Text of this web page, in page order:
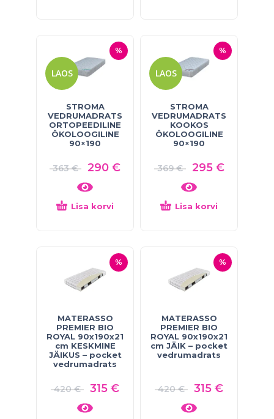
%
LAOS
STROMA
VEDRUMADRATS
ORTOPEEDILINE
ÖKOLOOGILINE
90×190
363€ 290 €
Lisa korvi
%
LAOS
STROMA
VEDRUMADRATS
KOOKOS
ÖKOLOOGILINE
90×190
369€ 295 €
Lisa korvi
%
MATERASSO
PREMIER BIO
ROYAL 90x190x21
cm KESKMINE
JÄIKUS – pocket
vedrumadrats
420€ 315 €
%
MATERASSO
PREMIER BIO
ROYAL 90x190x21
cm JÄIK – pocket
vedrumadrats
420€ 315 €